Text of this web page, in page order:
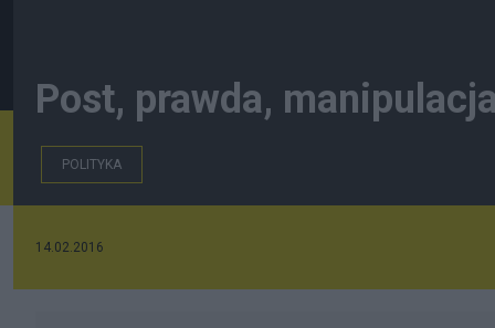
Post, prawda,
POLITYKA
14.02.2016